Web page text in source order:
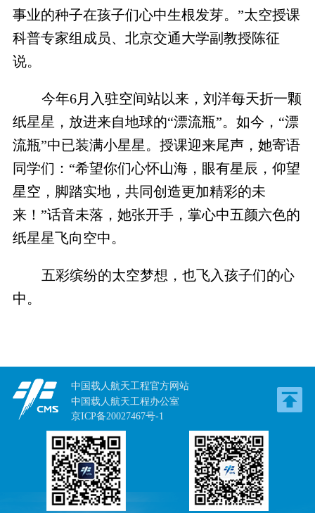
事业的种子在孩子们心中生根发芽。”太空授课
科普专家组成员、北京交通大学副教授陈征
说。
今年6月入驻空间站以来，刘洋每天折一颗
纸星星，放进来自地球的“漂流瓶”。如今，“漂
流瓶”中已装满小星星。授课迎来尾声，她寄语
同学们：“希望你们心怀山海，眼有星辰，仰望
星空，脚踏实地，共同创造更加精彩的未
来！”话音未落，她张开手，掌心中五颜六色的
纸星星飞向空中。
五彩缤纷的太空梦想，也飞入孩子们的心
中。
中国载人航天工程官方网站
中国载人航天工程办公室
京ICP备20027467号-1